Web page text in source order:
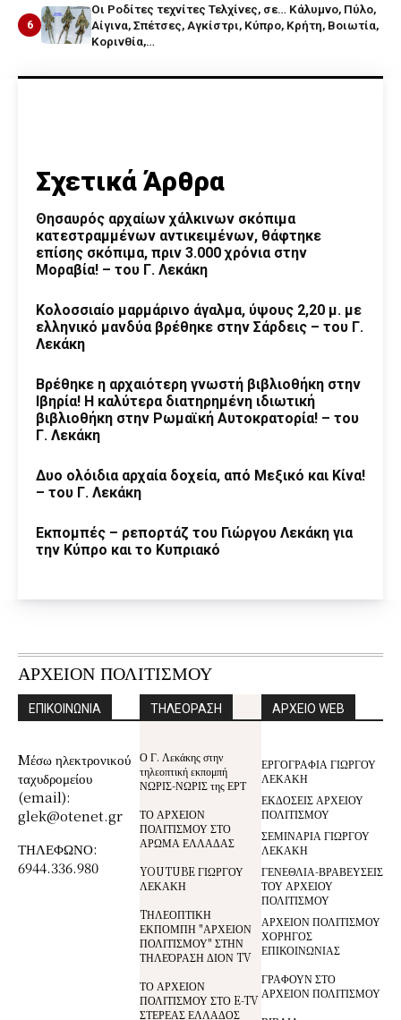
6
Οι Ροδίτες τεχνίτες Τελχίνες, σε… Κάλυμνο, Πύλο,
Αίγινα, Σπέτσες, Αγκίστρι, Κύπρο, Κρήτη, Βοιωτία,
Κορινθία,…
Σχετικά Άρθρα
Θησαυρός αρχαίων χάλκινων σκόπιμα
κατεστραμμένων αντικειμένων, θάφτηκε
επίσης σκόπιμα, πριν 3.000 χρόνια στην
Μοραβία! – του Γ. Λεκάκη
Κολοσσιαίο μαρμάρινο άγαλμα, ύψους 2,20 μ. με
ελληνικό μανδύα βρέθηκε στην Σάρδεις – του Γ.
Λεκάκη
Βρέθηκε η αρχαιότερη γνωστή βιβλιοθήκη στην
Ιβηρία! Η καλύτερα διατηρημένη ιδιωτική
βιβλιοθήκη στην Ρωμαϊκή Αυτοκρατορία! – του
Γ. Λεκάκη
Δυο ολόιδια αρχαία δοχεία, από Μεξικό και Κίνα!
– του Γ. Λεκάκη
Εκπομπές – ρεπορτάζ του Γιώργου Λεκάκη για
την Κύπρο και το Κυπριακό
ΑΡΧΕΙΟΝ ΠΟΛΙΤΙΣΜΟΥ
ΕΠΙΚΟΙΝΩΝΙΑ
Mέσω ηλεκτρονικού
ταχυδρομείου
(email):
glek@otenet.gr
ΤΗΛΕΦΩΝΟ:
6944.336.980
ΤΗΛΕΟΡΑΣΗ
Ο Γ. Λεκάκης στην
τηλεοπτική εκπομπή
ΝΩΡΙΣ-ΝΩΡΙΣ της ΕΡΤ
ΤΟ ΑΡΧΕΙΟΝ
ΠΟΛΙΤΙΣΜΟΥ ΣΤΟ
ΑΡΩΜΑ ΕΛΛΑΔΑΣ
YOUTUBE ΓΙΩΡΓΟΥ
ΛΕΚΑΚΗ
TΗΛΕΟΠΤΙΚΗ
ΕΚΠΟΜΠΗ "ΑΡΧΕΙΟΝ
ΠΟΛΙΤΙΣΜΟΥ" ΣΤΗΝ
ΤΗΛΕΌΡΑΣΗ ΔΙΟΝ TV
ΤΟ ΑΡΧΕΙΟΝ
ΠΟΛΙΤΙΣΜΟΥ ΣΤΟ E-TV
ΣΤΕΡΕΑΣ ΕΛΛΑΔΟΣ
ΑΡΧΕΙΟ WEB
ΕΡΓΟΓΡΑΦΙΑ ΓΙΩΡΓΟΥ
ΛΕΚΑΚΗ
ΕΚΔΟΣΕΙΣ ΑΡΧΕΙΟΥ
ΠΟΛΙΤΙΣΜΟΥ
ΣΕΜΙΝΑΡΙΑ ΓΙΩΡΓΟΥ
ΛΕΚΑΚΗ
ΓΕΝΕΘΛΙΑ-ΒΡΑΒΕΥΣΕΙΣ
ΤΟΥ ΑΡΧΕΙΟΥ
ΠΟΛΙΤΙΣΜΟΥ
ΑΡΧΕΙΟΝ ΠΟΛΙΤΙΣΜΟΥ
ΧΟΡΗΓΟΣ
ΕΠΙΚΟΙΝΩΝΙΑΣ
ΓΡΑΦΟΥΝ ΣΤΟ
ΑΡΧΕΙΟΝ ΠΟΛΙΤΙΣΜΟΥ